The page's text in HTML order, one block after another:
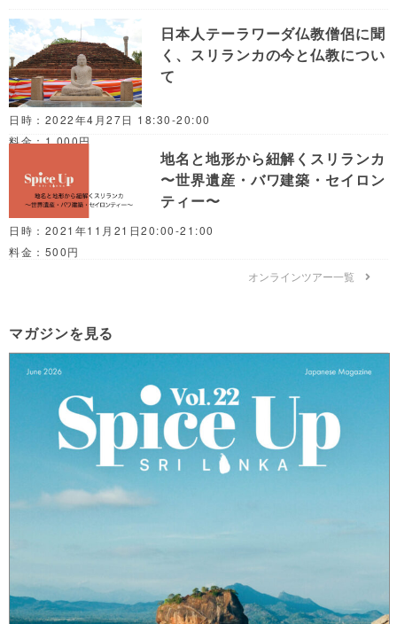
日本人テーラワーダ仏教僧侶に聞
く、スリランカの今と仏教につい
て
日時：2022年4月27日 18:30-20:00
料金：1,000円
地名と地形から紐解くスリランカ
〜世界遺産・バワ建築・セイロン
ティー〜
日時：2021年11月21日20:00-21:00
料金：500円
オンラインツアー一覧
マガジンを見る